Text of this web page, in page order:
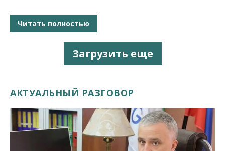
Читать полностью
Загрузить еще
АКТУАЛЬНЫЙ РАЗГОВОР